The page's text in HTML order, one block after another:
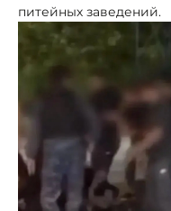
питейных заведений.